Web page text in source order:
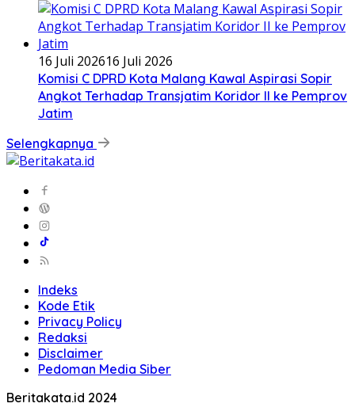
16 Juli 202616 Juli 2026
Komisi C DPRD Kota Malang Kawal Aspirasi Sopir
Angkot Terhadap Transjatim Koridor II ke Pemprov
Jatim
Selengkapnya
Indeks
Kode Etik
Privacy Policy
Redaksi
Disclaimer
Pedoman Media Siber
Beritakata.id 2024